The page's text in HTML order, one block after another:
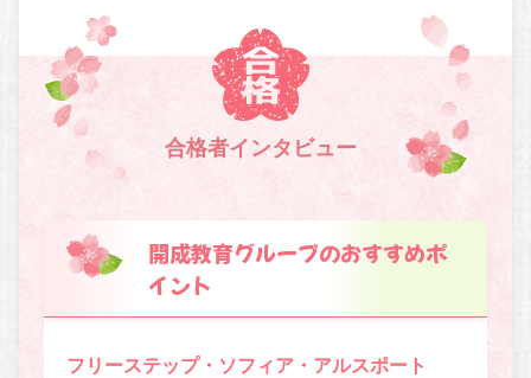
合格者インタビュー
開成教育グループのおすすめポ
イント
フリーステップ・ソフィア・アルスポート